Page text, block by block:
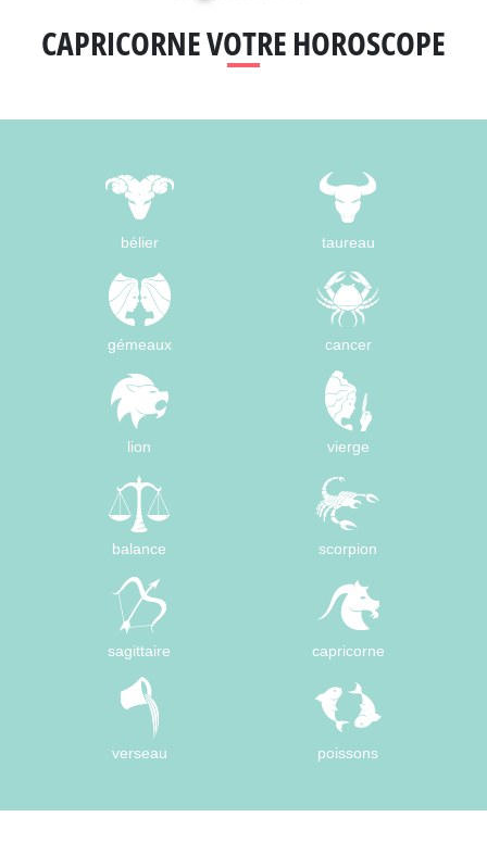
CAPRICORNE VOTRE HOROSCOPE
bélier taureau
gémeaux cancer
lion vierge
balance scorpion
sagittaire capricorne
verseau poissons